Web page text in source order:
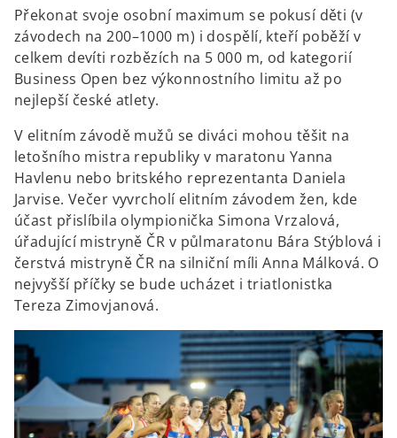
Překonat svoje osobní maximum se pokusí děti (v
závodech na 200–1000 m) i dospělí, kteří poběží v
celkem devíti rozbězích na 5 000 m, od kategorií
Business Open bez výkonnostního limitu až po
nejlepší české atlety.
V elitním závodě mužů se diváci mohou těšit na
letošního mistra republiky v maratonu Yanna
Havlenu nebo britského reprezentanta Daniela
Jarvise. Večer vyvrcholí elitním závodem žen, kde
účast přislíbila olympionička Simona Vrzalová,
úřadující mistryně ČR v půlmaratonu Bára Stýblová i
čerstvá mistryně ČR na silniční míli Anna Málková. O
nejvyšší příčky se bude ucházet i triatlonistka
Tereza Zimovjanová.